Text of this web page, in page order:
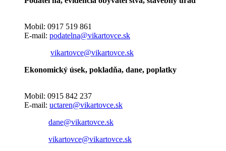
Mobil: 0917 519 861
E-mail: podatelna@vikartovce.sk
vikartovce@vikartovce.sk
Ekonomický úsek, pokladňa, dane, poplatky
Mobil: 0915 842 237
E-mail: uctaren@vikartovce.sk
dane@vikartovce.sk
vikartovce@vikartovce.sk